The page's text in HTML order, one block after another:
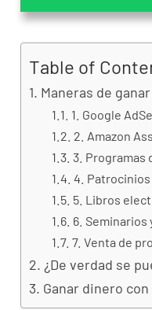
Table of
Maneras de
1. Google
2. Amazon
3. Programas
4.
5. Libros
6. Seminarios
7. Venta de
¿De verdad se
Ganar dinero